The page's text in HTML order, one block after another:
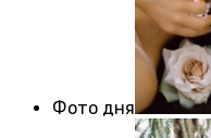
Фото дня